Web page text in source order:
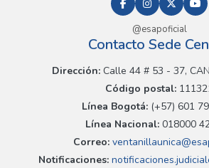
@esapoficial
Contacto Sede
Dirección:Calle 44 # 53 - 37,
Código postal:
Línea Bogotá:(+57) 601
Línea Nacional: 018000
Correo:
Notificaciones: